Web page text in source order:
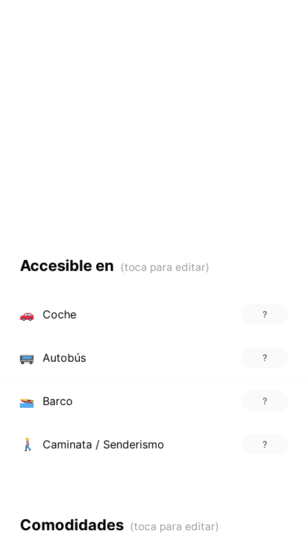
Accesible en
Coche ?
Autobús ?
Barco ?
Caminata / Senderismo ?
Comodidades